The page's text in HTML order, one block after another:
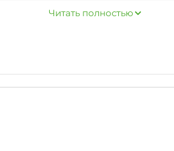
Читать полностью